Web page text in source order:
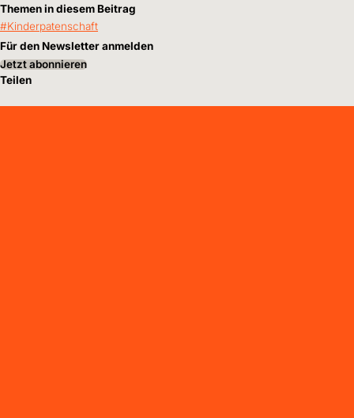
Themen in diesem Beitrag
Kinderpatenschaft
Für den Newsletter anmelden
Jetzt abonnieren
Teilen